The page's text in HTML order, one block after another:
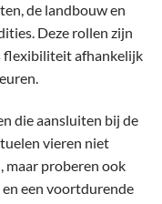
de landbouw en
Deze rollen zijn
flexibiliteit afhankelijk
die aansluiten bij de
vieren niet
maar proberen ook
een voortdurende